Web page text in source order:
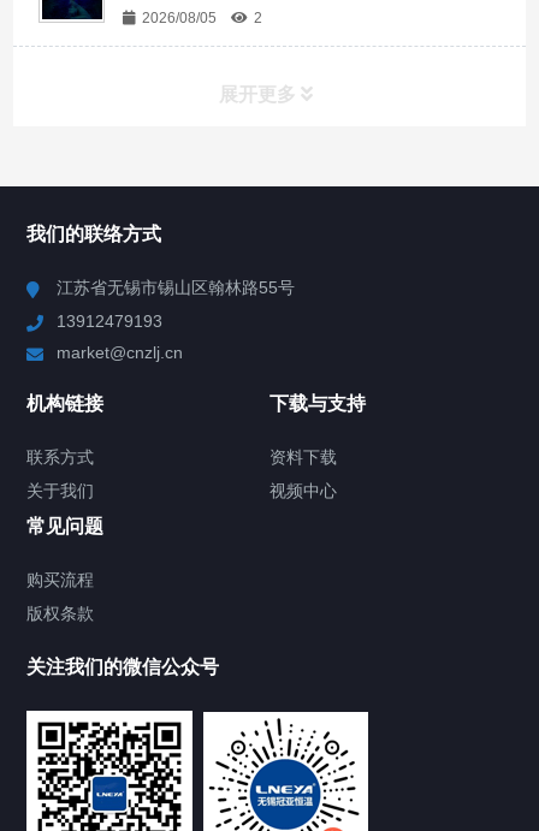
2026/08/05 2
展开更多
Chiller高精度制冷循环器
TCU温度控制单元
Chiller气体控温系统
Chamber试验箱
FREEZER低温箱
我们的联络方式
江苏省无锡市锡山区翰林路55号
13912479193
market@cnzlj.cn
机构链接
联系方式
关于我们
下载与支持
资料下载
视频中心
常见问题
购买流程
版权条款
关注我们的微信公众号